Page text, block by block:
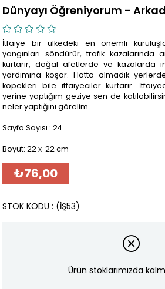
Dünyayı Öğreniyorum -
İtfaiye bir ülkedeki en önemli
yangınları söndürür, trafik kazalarında
kurtarır, doğal afetlerde ve kazalarda
yardımına koşar. Hatta olmadık
köpekleri bile itfaiyeciler kurtarır.
yerine yaptığım geziye sen de
neler yaptığını görelim.
Sayfa Sayısı : 24
Boyut: 22 x 22 cm
₺76,00
(İŞ53)
STOK KODU
Ürün stoklarımızda